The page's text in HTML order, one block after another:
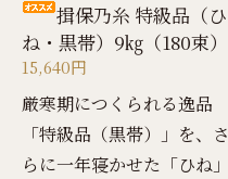
揖保乃糸 特級品（ひ
ね・黒帯）9㎏（180束）
15,640円
厳寒期につくられる逸品
「特級品（黒帯）」を、さ
らに一年寝かせた「ひね」